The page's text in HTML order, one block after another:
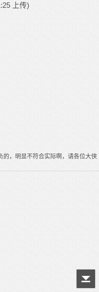
上传)
的，明显不符合实际啊，请各位大侠